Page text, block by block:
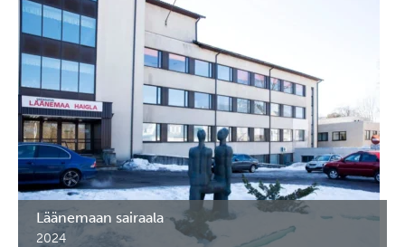
Läänemaan sairaala
2024